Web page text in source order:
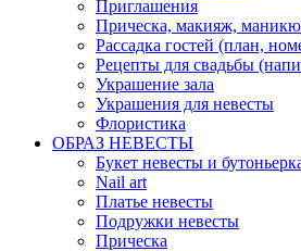
Приглашения
Прическа, макияж,
Рассадка гостей (план,
Рецепты для свадьбы
Украшение зала
Украшения для невесты
Флористика
ОБРАЗ НЕВЕСТЫ
Букет невесты и
Nail art
Платье невесты
Подружки невесты
Прическа